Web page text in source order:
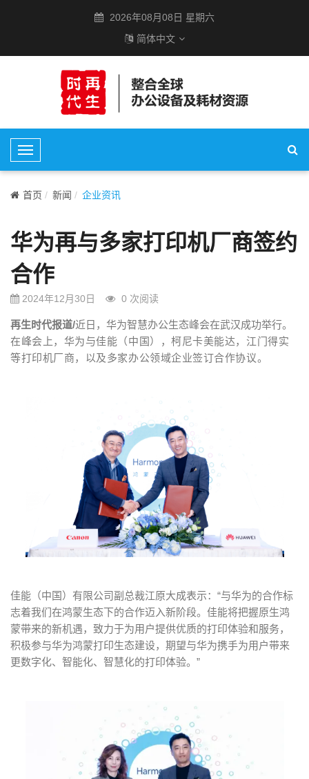
2026年08月08日 星期六
简体中文
T
o
g
e
a
v
i
g
a
t
首页 新闻 企业资讯
华为再与多家打印机厂商签约
合作
2024年12月30日 0 次阅读
再生时代报道/近日，华为智慧办公生态峰会在武汉成功举行。
在峰会上，华为与佳能（中国），柯尼卡美能达，江门得实
等打印机厂商，以及多家办公领域企业签订合作协议。
佳能（中国）有限公司副总裁江原大成表示：“与华为的合作标
志着我们在鸿蒙生态下的合作迈入新阶段。佳能将把握原生鸿
蒙带来的新机遇，致力于为用户提供优质的打印体验和服务，
积极参与华为鸿蒙打印生态建设，期望与华为携手为用户带来
更数字化、智能化、智慧化的打印体验。”